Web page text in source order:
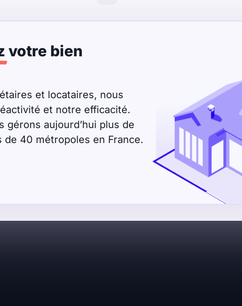
votre bien
et locataires, nous
et notre efficacité.
gérons aujourd’hui plus de
40 métropoles en France.